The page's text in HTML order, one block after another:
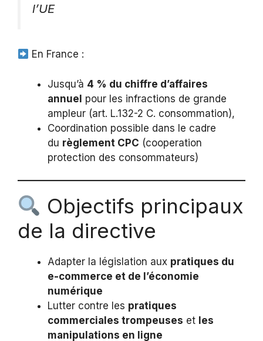
l’UE
En France :
Jusqu’à 4 % du chiffre d’affaires
annuel pour les infractions de grande
ampleur (art. L.132-2 C. consommation),
Coordination possible dans le cadre
du règlement CPC (cooperation
protection des consommateurs)
Objectifs principaux
de la directive
Adapter la législation aux pratiques du
e-commerce et de l’économie
numérique
Lutter contre les pratiques
commerciales trompeuses et les
manipulations en ligne